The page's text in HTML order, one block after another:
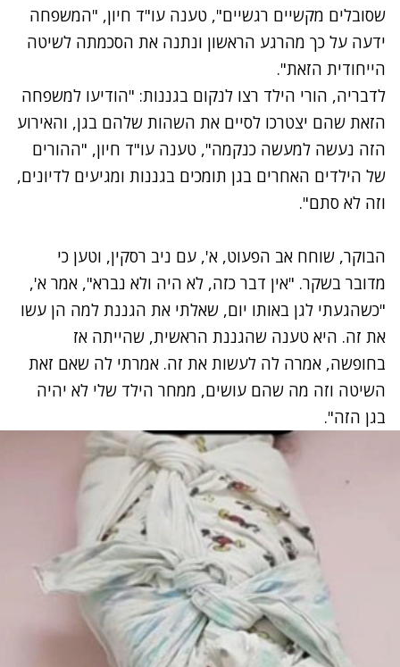
שסובלים מקשיים רגשיים", טענה עו"ד חיון, "המשפחה
ידעה על כך מהרגע הראשון ונתנה את הסכמתה לשיטה
הייחודית הזאת".
לדבריה, הורי הילד רצו לנקום בגננות: "הודיעו למשפחה
הזאת שהם יצטרכו לסיים את השהות שלהם בגן, והאירוע
הזה נעשה למעשה כנקמה", טענה עו"ד חיון, "ההורים
של הילדים האחרים בגן תומכים בגננות ומגיעים לדיונים,
וזה לא סתם".
הבוקר, שוחח אב הפעוט, א', עם ניב רסקין, וטען כי
מדובר בשקר. "אין דבר כזה, לא היה ולא נברא", אמר א',
"כשהגעתי לגן באותו יום, שאלתי את הגננת למה הן עשו
את זה. היא טענה שהגננת הראשית, שהייתה אז
בחופשה, אמרה לה לעשות את זה. אמרתי לה שאם זאת
השיטה וזה מה שהם עושים, ממחר הילד שלי לא יהיה
בגן הזה".